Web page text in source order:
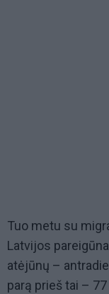
Tuo metu su
Latvijos
atėjūnų –
parą prieš tai –